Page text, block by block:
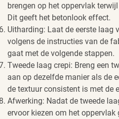
brengen op het oppervlak
Dit geeft het betonlook effect.
Uitharding: Laat de eerste laag
volgens de instructies van de
gaat met de volgende stappen.
Tweede laag crepi: Breng een
aan op dezelfde manier als de
de textuur consistent is met de
Afwerking: Nadat de tweede
ervoor kiezen om het